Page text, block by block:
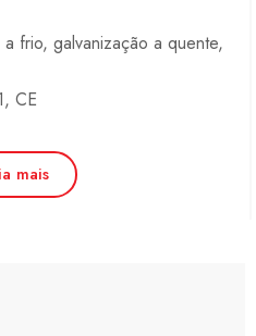
frio, galvanização a quente,
CE
mais